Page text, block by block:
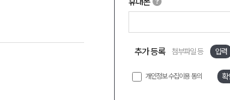
추가 등록 첨부파일 등 입력
개인정보 수집이용 동의 확